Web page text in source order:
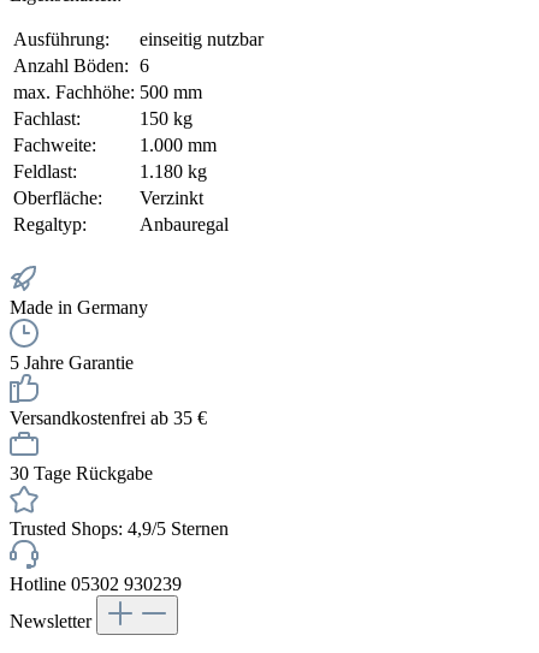
Ausführung:
einseitig nutzbar
Anzahl Böden: 6
max. Fachhöhe: 500 mm
Fachlast:
150 kg
Fachweite:
1.000 mm
Feldlast:
1.180 kg
Oberfläche:
Verzinkt
Regaltyp:
Anbauregal
Made in Germany
5 Jahre Garantie
Versandkostenfrei ab 35 €
30 Tage Rückgabe
Trusted Shops: 4,9/5 Sternen
Hotline 05302 930239
Newsletter